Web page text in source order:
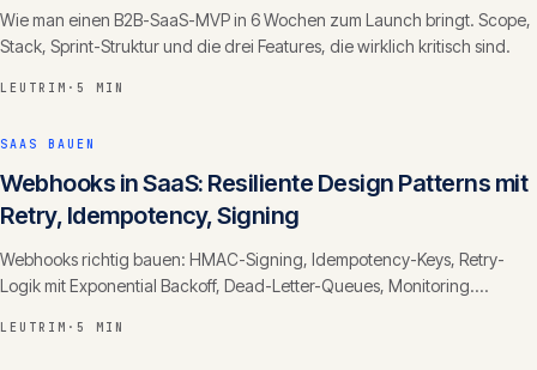
Wie man einen B2B-SaaS-MVP in 6 Wochen zum Launch bringt. Scope,
Stack, Sprint-Struktur und die drei Features, die wirklich kritisch sind.
LEUTRIM · 5 MIN
SAAS BAUEN
Webhooks in SaaS: Resiliente Design Patterns mit
Retry, Idempotency, Signing
Webhooks richtig bauen: HMAC-Signing, Idempotency-Keys, Retry-
Logik mit Exponential Backoff, Dead-Letter-Queues, Monitoring.
LEUTRIM · 5 MIN